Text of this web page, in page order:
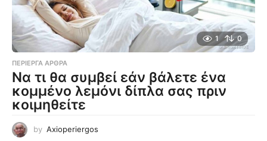
1 0
ΠΕΡΊΕΡΓΑ ΆΡΘΡΑ
Να τι θα συμβεί εάν βάλετε ένα
κομμένο λεμόνι δίπλα σας πριν
κοιμηθείτε
by Axioperiergos